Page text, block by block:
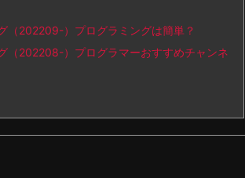
202209-）プログラミングは簡単？
202208-）プログラマーおすすめチャンネ